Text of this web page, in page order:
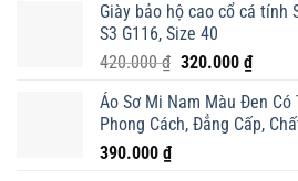
Giày bảo hộ cao cổ cá tính
S3 G116, Size 40
420.000₫ Giá
là:
420.000 ₫.
320.000 ₫Giá
tại
là:
Áo Sơ Mi Nam Màu Đen Có
Phong Cách, Đẳng Cấp,
390.000 ₫